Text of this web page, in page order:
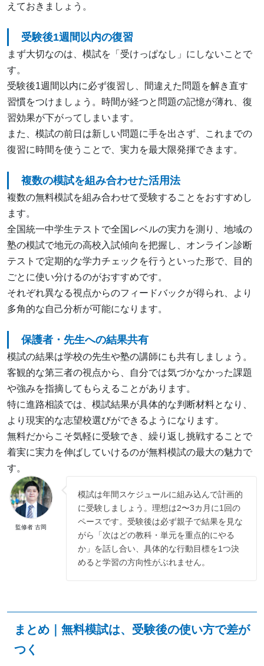
えておきましょう。
受験後1週間以内の復習
まず大切なのは、模試を「受けっぱなし」にしないことで
す。
受験後1週間以内に必ず復習し、間違えた問題を解き直す
習慣をつけましょう。時間が経つと問題の記憶が薄れ、復
習効果が下がってしまいます。
また、模試の前日は新しい問題に手を出さず、これまでの
復習に時間を使うことで、実力を最大限発揮できます。
複数の模試を組み合わせた活用法
複数の無料模試を組み合わせて受験することをおすすめし
ます。
全国統一中学生テストで全国レベルの実力を測り、地域の
塾の模試で地元の高校入試傾向を把握し、オンライン診断
テストで定期的な学力チェックを行うといった形で、目的
ごとに使い分けるのがおすすめです。
それぞれ異なる視点からのフィードバックが得られ、より
多角的な自己分析が可能になります。
保護者・先生への結果共有
模試の結果は学校の先生や塾の講師にも共有しましょう。
客観的な第三者の視点から、自分では気づかなかった課題
や強みを指摘してもらえることがあります。
特に進路相談では、模試結果が具体的な判断材料となり、
より現実的な志望校選びができるようになります。
無料だからこそ気軽に受験でき、繰り返し挑戦することで
着実に実力を伸ばしていけるのが無料模試の最大の魅力で
す。
監修者 古岡
模試は年間スケジュールに組み込んで計画的
に受験しましょう。理想は2〜3カ月に1回の
ペースです。受験後は必ず親子で結果を見な
がら「次はどの教科・単元を重点的にやる
か」を話し合い、具体的な行動目標を1つ決
めると学習の方向性がぶれません。
まとめ｜無料模試は、受験後の使い方で差が
つく